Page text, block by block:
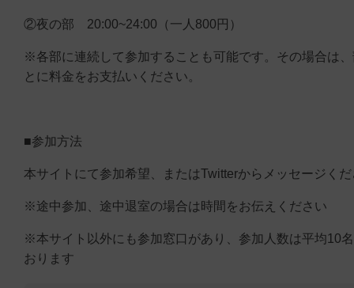
②夜の部 20:00~24:00（一人800円）
※各部に連続して参加することも可能です。その場合は
とに料金をお支払いください。
■参加方法
本サイトにて参加希望、またはTwitterからメッセージく
※途中参加、途中退室の場合は時間をお伝えください
※本サイト以外にも参加窓口があり、参加人数は平均10
おります